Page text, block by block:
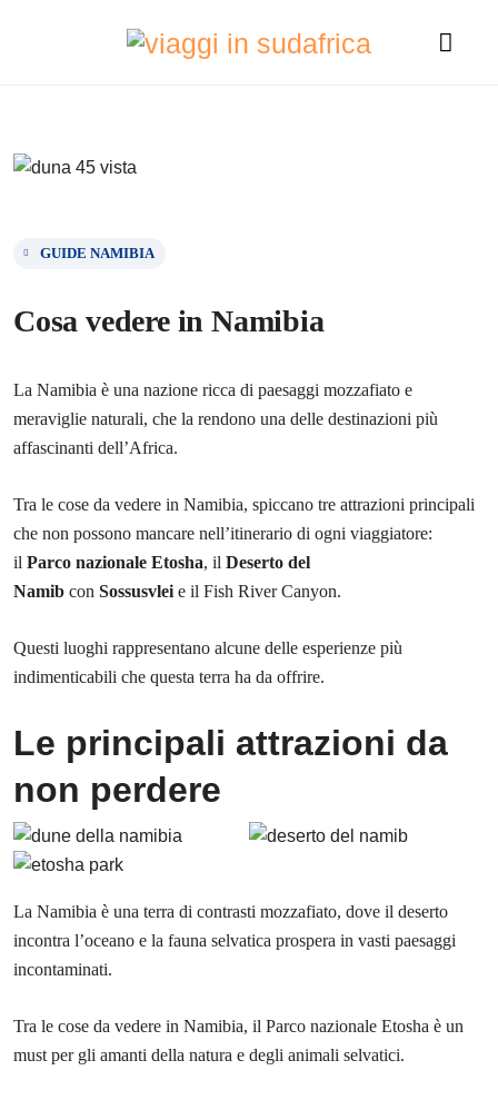
GUIDE NAMIBIA
Cosa vedere in Namibia
La Namibia è una nazione ricca di paesaggi mozzafiato e
meraviglie naturali, che la rendono una delle destinazioni più
affascinanti dell’Africa.
Tra le cose da vedere in Namibia, spiccano tre attrazioni principali
che non possono mancare nell’itinerario di ogni viaggiatore:
il Parco nazionale Etosha, il Deserto del
Namib con Sossusvlei e il Fish River Canyon.
Questi luoghi rappresentano alcune delle esperienze più
indimenticabili che questa terra ha da offrire.
Le principali attrazioni da
non perdere
La Namibia è una terra di contrasti mozzafiato, dove il deserto
incontra l’oceano e la fauna selvatica prospera in vasti paesaggi
incontaminati.
Tra le cose da vedere in Namibia, il Parco nazionale Etosha è un
must per gli amanti della natura e degli animali selvatici.